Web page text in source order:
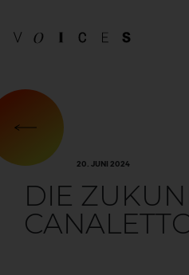
DIE
20. JUNI 2024